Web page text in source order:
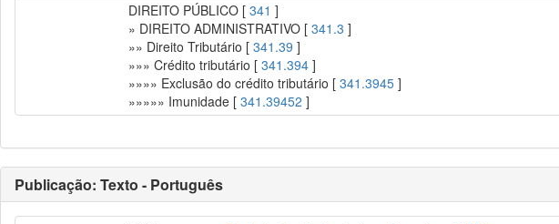
DIREITO PÚBLICO [341 ]
» DIREITO ADMINISTRATIVO [341.3 ]
»» Direito Tributário [341.39 ]
»»» Crédito tributário [341.394 ]
»»»» Exclusão do crédito tributário [341.3945 ]
»»»»» Imunidade [341.39452 ]
Publicação: Texto - Português